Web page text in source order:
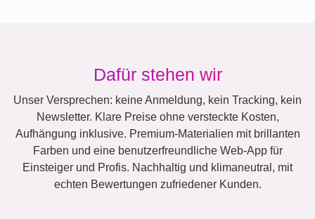
Dafür stehen wir
Unser Versprechen: keine Anmeldung, kein Tracking, kein
Newsletter. Klare Preise ohne versteckte Kosten,
Aufhängung inklusive. Premium-Materialien mit brillanten
Farben und eine benutzerfreundliche Web-App für
Einsteiger und Profis. Nachhaltig und klimaneutral, mit
echten Bewertungen zufriedener Kunden.